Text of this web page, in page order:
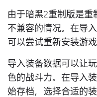
由于暗黑2重制版是
不兼容的情况。在导
可以尝试重新安装游
导入装备数据可以让
色的战斗力。在导入
始存档，选择合适的